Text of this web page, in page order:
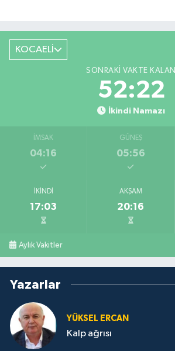
KOCAELİ
SONRAKI VAKTE KALAN
52:21
İkindi Namazı
İMSAK
04:16
GÜNEŞ
05:56
İKINDI
17:03
AKŞAM
20:16
Aylık Vakitler
Yazarlar
YÜKSEL ERCAN
Kalp ağrısı